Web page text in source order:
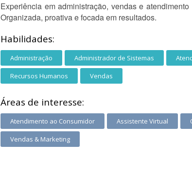
Experiência em administração, vendas e
Organizada, proativa e focada em resultados.
Habilidades:
Administração Administrador de Sistemas
Recursos Humanos Vendas
Áreas de interesse:
Atendimento ao Consumidor Assistente Virtual
Vendas & Marketing